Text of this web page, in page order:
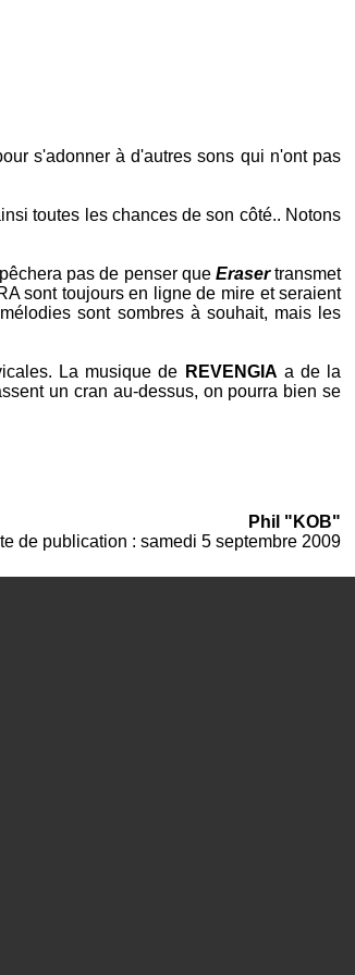
s'adonner à d'autres sons qui n'ont pas
toutes les chances de son côté.. Notons
pas de penser que Erasertransmet
sont toujours en ligne de mire et seraient
sont sombres à souhait, mais les
La musique de REVENGIA a de la
un cran au-dessus, on pourra bien se
Phil "KOB"
de publication : samedi 5 septembre 2009